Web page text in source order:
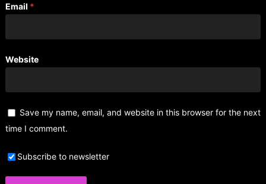
Email *
Website
Save my name, email, and website in this browser for the next
time I comment.
Subscribe to newsletter